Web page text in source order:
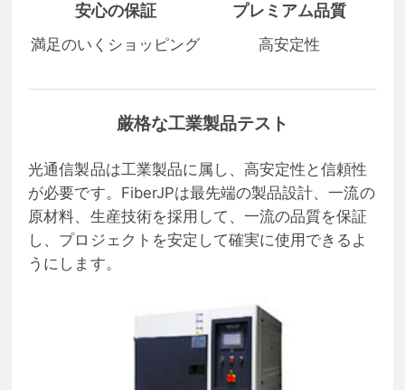
安心の保証
満足のいくショッピング
プレミアム品質
高安定性
厳格な工業製品テスト
光通信製品は工業製品に属し、高安定性と信頼性
が必要です。FiberJPは最先端の製品設計、一流の
原材料、生産技術を採用して、一流の品質を保証
し、プロジェクトを安定して確実に使用できるよ
うにします。